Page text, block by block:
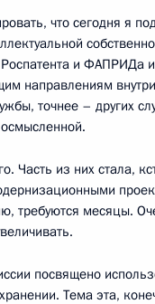
саммита Россия –
14:55
по случаю
12:10
лётчику-
что сегодня я
и ФАПРИДа
направлениям
точнее – других
Часть из них стала,
требуются месяцы.
посвящено
Тема эта,